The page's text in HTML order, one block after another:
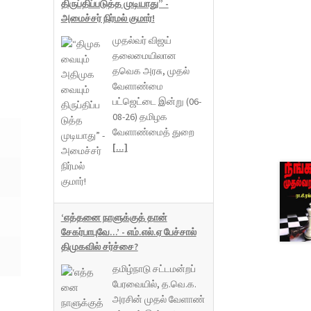
திருப்திப்படுத்த முடியாது” -
அமைச்சர் நிர்மல் குமார்!
முதல்வர் விஜய்
தலைமையிலான
தவெக அரசு, முதல்
வேளாண்மை
பட்ஜெட்டை இன்று (06-
08-26) தமிழக
வேளாண்மைத் துறை
[...]
‘எத்தனை நாளுக்குத் தான்
சேகர்பாபுவே...’ - எம்.எல்.ஏ பேச்சால்
திமுகவில் சர்ச்சை?
தமிழ்நாடு சட்டமன்றப்
பேரவையில், த.வெ.க.
அரசின் முதல் வேளாண்